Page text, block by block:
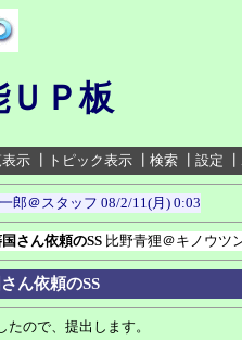
Ｐ板
示 トピック表示 検索 設定
郎＠スタッフ 08/2/11(月) 0:03
さん依頼のSS 比野青狸＠キノウツ
ん依頼のSS
ので、提出します。